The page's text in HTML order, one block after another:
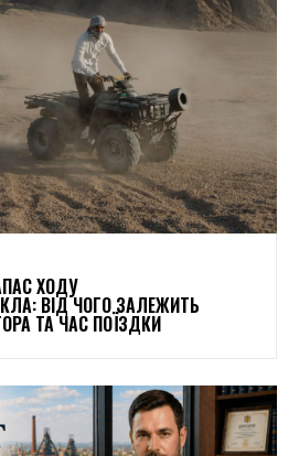
ХОДУ
ВІД ЧОГО ЗАЛЕЖИТЬ
ТА ЧАС ПОЇЗДКИ